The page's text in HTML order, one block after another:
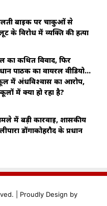
बाइक पर चाकुओं से
के विरोध में व्यक्ति की हत्या
का कथित विवाद, फिर
पाठक का वायरल वीडियो…
में अंधविश्वास का आरोप,
में क्या हो रहा है?
में बड़ी कार्रवाई, शासकीय
डोंगाकोहरौद के प्रधान
| Proudly Design by